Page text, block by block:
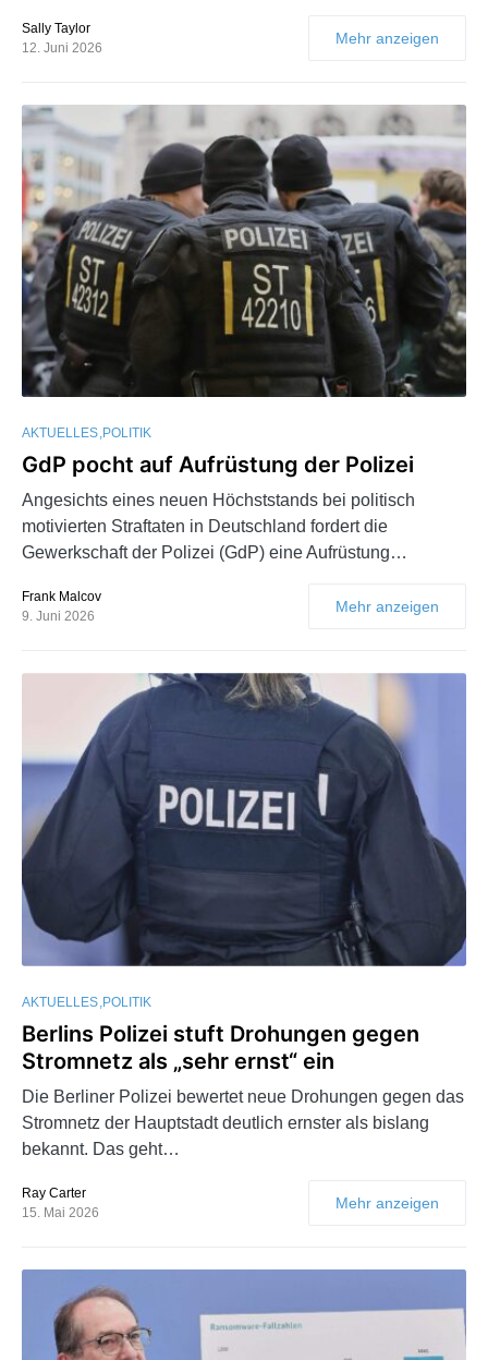
Sally Taylor
12. Juni 2026
Mehr anzeigen
AKTUELLES POLITIK
GdP pocht auf Aufrüstung der Polizei
Angesichts eines neuen Höchststands bei politisch
motivierten Straftaten in Deutschland fordert die
Gewerkschaft der Polizei (GdP) eine Aufrüstung…
Frank Malcov
9. Juni 2026
Mehr anzeigen
AKTUELLES POLITIK
Berlins Polizei stuft Drohungen gegen
Stromnetz als „sehr ernst“ ein
Die Berliner Polizei bewertet neue Drohungen gegen das
Stromnetz der Hauptstadt deutlich ernster als bislang
bekannt. Das geht…
Ray Carter
15. Mai 2026
Mehr anzeigen